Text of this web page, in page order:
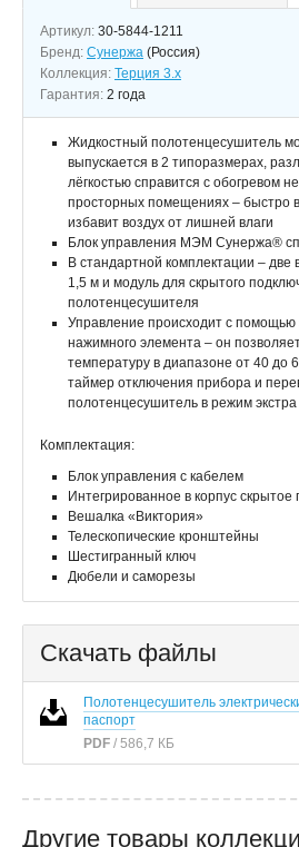
Артикул: 30-5844-1211
Бренд: Сунержа (Россия)
Коллекция: Терция 3.x
Гарантия: 2 года
Жидкостный полотенцесушитель
выпускается в 2 типоразмерах,
лёгкостью справится с обогревом
просторных помещениях – быстро
избавит воздух от лишней влаги
Блок управления МЭМ Сунержа®
В стандартной комплектации – две
1,5 м и модуль для скрытого
полотенцесушителя
Управление происходит с помощью
нажимного элемента – он
температуру в диапазоне от 40 до
таймер отключения прибора и
полотенцесушитель в режим экстра
Комплектация:
Блок управления с кабелем
Интегрированное в корпус скрытое
Вешалка «Виктория»
Телескопические кронштейны
Шестигранный ключ
Дюбели и саморезы
Скачать файлы
Полотенцесушитель
паспорт
PDF / 586,7 КБ
Другие товары